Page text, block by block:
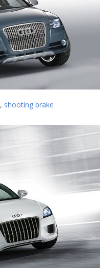
, shooting brake